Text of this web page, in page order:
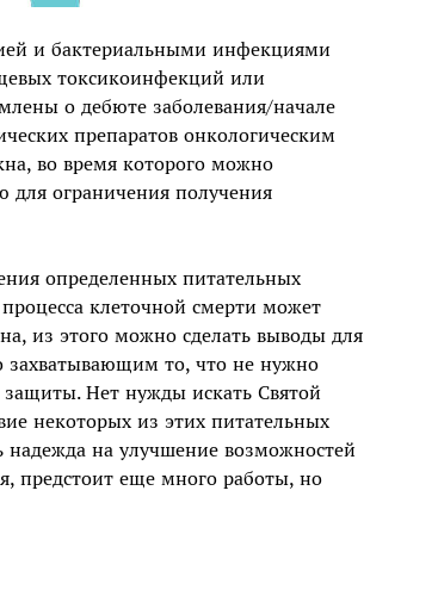
и бактериальными инфекциями
токсикоинфекций или
о дебюте заболевания/начале
препаратов онкологическим
во время которого можно
для ограничения получения
определенных питательных
клеточной смерти может
из этого можно сделать выводы для
захватывающим то, что не нужно
Нет нужды искать Святой
некоторых из этих питательных
надежда на улучшение возможностей
предстоит еще много работы, но